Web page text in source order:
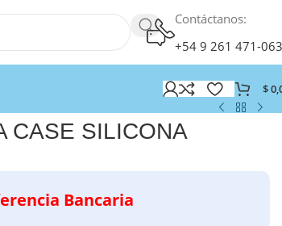
Contáctanos:
+54 9 261 471-
$
CASE SILICONA
Bancaria